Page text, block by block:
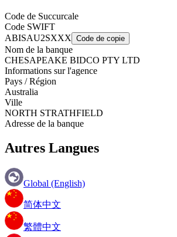
Code de Succurcale
Code SWIFT
ABISAU2SXXX Code de copie
Nom de la banque
CHESAPEAKE BIDCO PTY LTD
Informations sur l'agence
Pays / Région
Australia
Ville
NORTH STRATHFIELD
Adresse de la banque
Autres Langues
Global (English)
简体中文
繁體中文